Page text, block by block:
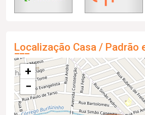
Localização Casa / Padrão
+
−